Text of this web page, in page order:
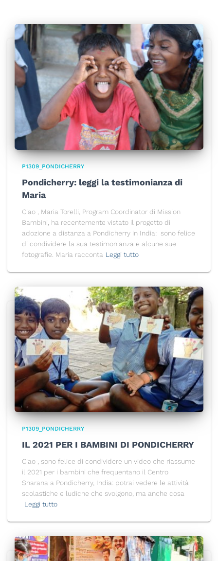
P1309_PONDICHERRY
Pondicherry: leggi la testimonianza di
Maria
Ciao , Maria Torelli, Program Coordinator di Mission
Bambini, ha recentemente vistato il progetto di
adozione a distanza a Pondicherry in India: sono felice
di condividere la sua testimonianza e alcune sue
fotografie. Maria racconta Leggi tutto
P1309_PONDICHERRY
IL 2021 PER I BAMBINI DI PONDICHERRY
Ciao , sono felice di condividere un video che riassume
il 2021 per i bambini che frequentano il Centro
Sharana a Pondicherry, India: potrai vedere le attività
scolastiche e ludiche che svolgono, ma anche cosa
Leggi tutto